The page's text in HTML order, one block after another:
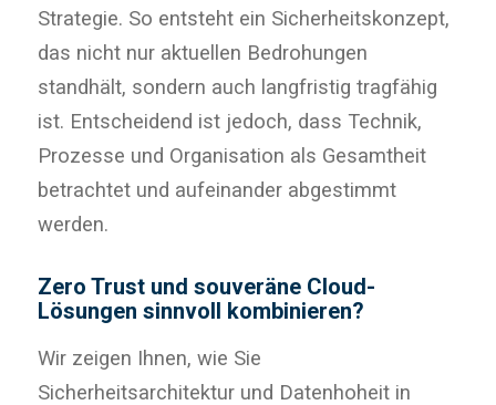
Strategie. So entsteht ein Sicherheitskonzept,
das nicht nur aktuellen Bedrohungen
standhält, sondern auch langfristig tragfähig
ist. Entscheidend ist jedoch, dass Technik,
Prozesse und Organisation als Gesamtheit
betrachtet und aufeinander abgestimmt
werden.
Zero Trust und souveräne Cloud-
Lösungen sinnvoll kombinieren?
Wir zeigen Ihnen, wie Sie
Sicherheitsarchitektur und Datenhoheit in